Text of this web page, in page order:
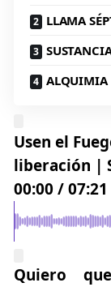
LLAMA
ALQUIMIA
Usen el
liberación |
00:00 /07:21
Quiero